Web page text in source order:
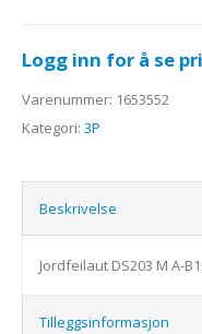
Logg inn for å se
Varenummer: 1653552
Kategori: 3P
Beskrivelse
Jordfeilaut DS203 M A-
Tilleggsinformasjon